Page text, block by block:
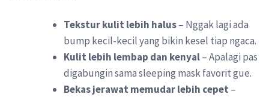
Tekstur kulit lebih halus– Nggak lagi ada
bump kecil-kecil yang bikin kesel tiap ngaca.
Kulit lebih lembap dan kenyal– Apalagi pas
digabungin sama sleeping mask favorit gue.
Bekas jerawat memudar lebih cepet –